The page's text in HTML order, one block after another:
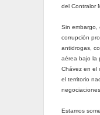
del Contralor
Sin embargo,
corrupción
antidrogas,
aérea bajo la
Chávez en el
el territorio
Estamos